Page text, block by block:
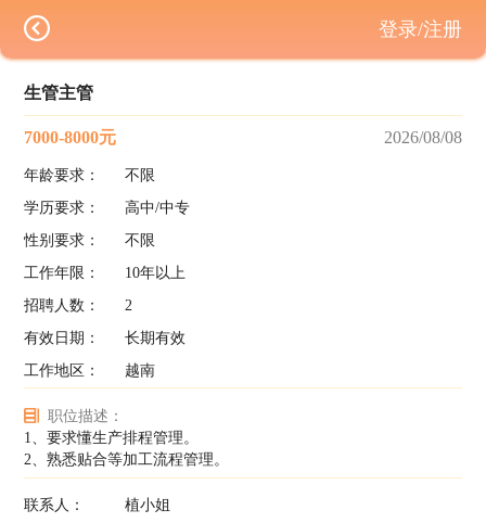
生管主管
7000-8000元 2026/08/08
年龄要求：
不限
学历要求：
高中/中专
性别要求：
不限
工作年限：
10年以上
招聘人数：
2
有效日期：
长期有效
工作地区：
越南
职位描述：
1、要求懂生产排程管理。
2、熟悉贴合等加工流程管理。
联系人：
植小姐
登录/注册